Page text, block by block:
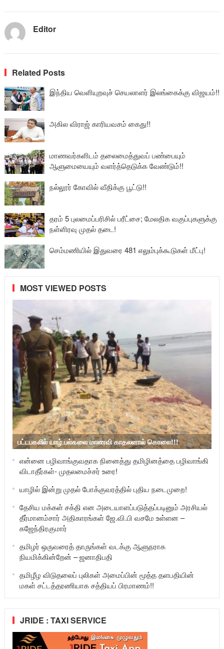
Editor
Related Posts
இந்திய வெளியுறவுச் செயலாளர் இலங்கைக்கு விஜயம்!!
அகில விராஜ் காரியவசம் கைது!!
மாணவர்களிடம் தலைமைத்துவப் பண்பையும்
ஆளுமையையும் வளர்த்தெடுக்க வேண்டும்!!
நல்லூர் கோவில் வீதிக்கு பூட்டு!!
தரம் 5 புலமைப்பரிசில் பரீட்சை; மேலதிக வகுப்புகளுக்கு
நள்ளிரவு முதல் தடை!
செம்மணியில் இதுவரை 481 எலும்புக்கூடுகள் மீட்பு!
MOST VIEWED POSTS
பட்டபகலில் யாழ்.பல்கலை மாணவி காதலனால் கொலை!!!
என்னை பழிவாங்குவதாக நினைத்து தமிழினத்தை பழிவாங்கி
விடாதீர்கள்- முதலமைச்சர் உரை!
யாழில் இன்று முதல் போக்குவரத்தில் புதிய நடைமுறை!
தேசிய மக்கள் சக்தி என அடையாளப்படுத்தப்படினும் அரசியல்
தீர்மானம்சார் அதிகாரங்கள் ஜே.வி.பி வசமே உள்ளன –
கஜேந்திரகுமார்
தமிழர் ஒருவரைத் தாருங்கள் வடக்கு ஆளுநராக
நியமிக்கின்றேன் – ஜனாதிபதி
தமிழீழ விடுதலைப் புலிகள் அமைப்பின் மூத்த தளபதியின்
மகள் சட்டத்தரணியாக சத்தியப் பிரமாணம்!!
JRIDE : TAXI SERVICE